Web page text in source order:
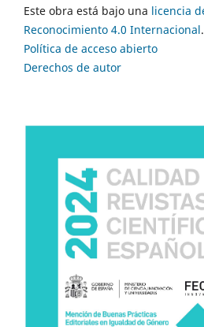
Este obra está bajo una licencia
Reconocimiento 4.0 Internacional.
Política de acceso abierto
Derechos de autor